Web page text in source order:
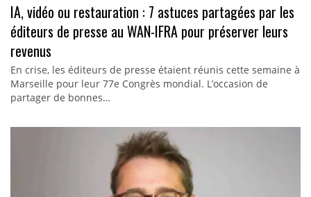
IA, vidéo ou restauration : 7 astuces partagées par les
éditeurs de presse au WAN-IFRA pour préserver leurs
revenus
En crise, les éditeurs de presse étaient réunis cette semaine à
Marseille pour leur 77e Congrès mondial. L’occasion de
partager de bonnes…